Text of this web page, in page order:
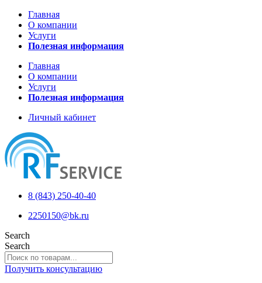
Главная
О компании
Услуги
Полезная информация
Главная
О компании
Услуги
Полезная информация
Личный кабинет
8 (843) 250-40-40
2250150@bk.ru
Search
Search
Получить консультацию